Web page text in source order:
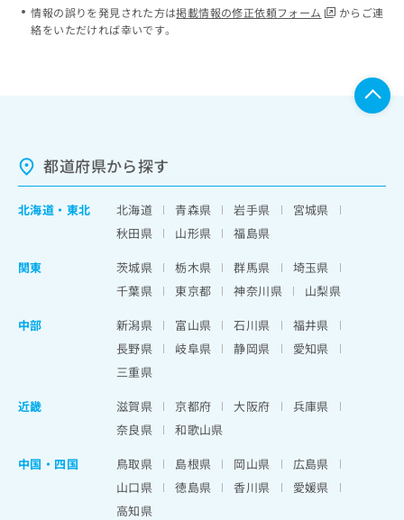
情報の誤りを発見された方は掲載情報の修正依頼フォーム
からご連
絡をいただければ幸いです。
都道府県から探す
北海道 ・ 東北 北海道 青森県 岩手県
宮城県
秋田県
山形県
福島県
関東
茨城県 栃木県 群馬県
埼玉県
千葉県
東京都 神奈川県
山梨県
中部
新潟県 富山県 石川県
福井県
長野県
岐阜県 静岡県
愛知県
三重県
近畿
滋賀県 京都府 大阪府
兵庫県
奈良県
和歌山県
中国・四国
鳥取県 島根県 岡山県
広島県
山口県
徳島県 香川県
愛媛県
高知県